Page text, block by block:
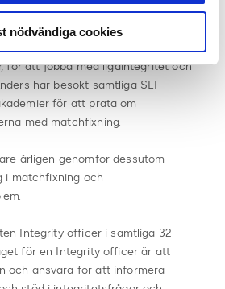
nödvändiga cookies
på Svensk Elitfotboll
för att jobba med ligaintegritet och
har besökt samtliga SEF-
för att prata om
med matchfixning.
årligen genomför dessutom
i matchfixning och
Integrity officer i samtliga 32
för en Integrity officer är att
och ansvara för att informera